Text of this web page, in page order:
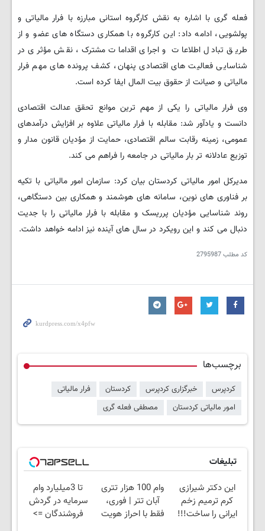
فعله گری با اشاره به نقش کارگروه استانی مبارزه با فرار مالیاتی و
پولشویی، ادامه داد: این کارگروه با همکاری دستگاه های عضو و از
طریق تبادل اطلاعات و اجرای اقدامات مشترک، نقش مؤثری در
شناسایی فعالیت های اقتصادی پنهان، کشف پرونده های مهم فرار
مالیاتی و صیانت از حقوق بیت المال ایفا کرده است.
وی فرار مالیاتی را یکی از مهم ترین موانع تحقق عدالت اقتصادی
دانست و یادآور شد: مقابله با فرار مالیاتی علاوه بر افزایش درآمدهای
عمومی، زمینه رقابت سالم اقتصادی، حمایت از مؤدیان قانون مدار و
توزیع عادلانه تر بار مالیاتی در جامعه را فراهم می کند.
مدیرکل امور مالیاتی کردستان بیان کرد: سازمان امور مالیاتی با تکیه
بر فناوری های نوین، سامانه های هوشمند و همکاری بین دستگاهی،
روند شناسایی مؤدیان پرریسک و مقابله با فرار مالیاتی را با جدیت
دنبال می کند و این رویکرد در سال های آینده نیز ادامه خواهد داشت.
کد مطلب2795987
برچسب‌ها
کردپرس خبرگزاری کردپرس کردستان
فرار مالیاتی
امور مالیاتی کردستان
مصطفی فعله گری
تبلیغات
این دکتر شیرازی
کرم ترمیم زخم
ایرانی را ساخت!!!
وام 100 هزار تتری
آبان تتر | فوری،
فقط با احراز هویت
تا 3میلیارد وام
سرمایه در گردش
فروشندگان =>